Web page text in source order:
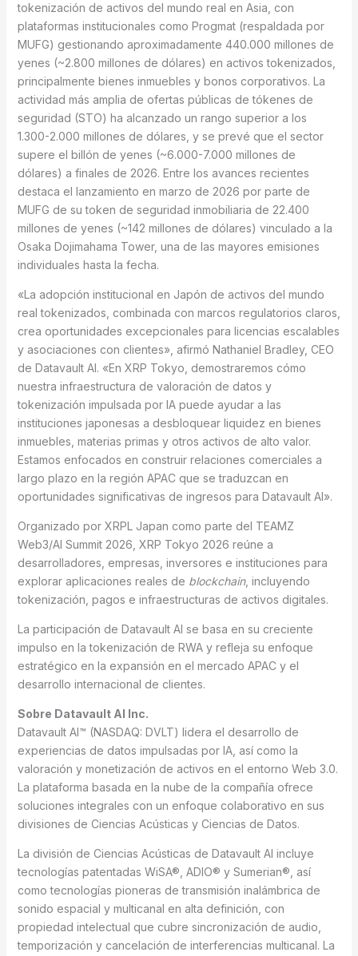
tokenización de activos del mundo real en Asia, con
plataformas institucionales como Progmat (respaldada por
MUFG) gestionando aproximadamente 440.000 millones de
yenes (~2.800 millones de dólares) en activos tokenizados,
principalmente bienes inmuebles y bonos corporativos. La
actividad más amplia de ofertas públicas de tókenes de
seguridad (STO) ha alcanzado un rango superior a los
1.300-2.000 millones de dólares, y se prevé que el sector
supere el billón de yenes (~6.000-7.000 millones de
dólares) a finales de 2026. Entre los avances recientes
destaca el lanzamiento en marzo de 2026 por parte de
MUFG de su token de seguridad inmobiliaria de 22.400
millones de yenes (~142 millones de dólares) vinculado a la
Osaka Dojimahama Tower, una de las mayores emisiones
individuales hasta la fecha.
«La adopción institucional en Japón de activos del mundo
real tokenizados, combinada con marcos regulatorios claros,
crea oportunidades excepcionales para licencias escalables
y asociaciones con clientes», afirmó Nathaniel Bradley, CEO
de Datavault AI. «En XRP Tokyo, demostraremos cómo
nuestra infraestructura de valoración de datos y
tokenización impulsada por IA puede ayudar a las
instituciones japonesas a desbloquear liquidez en bienes
inmuebles, materias primas y otros activos de alto valor.
Estamos enfocados en construir relaciones comerciales a
largo plazo en la región APAC que se traduzcan en
oportunidades significativas de ingresos para Datavault AI».
Organizado por XRPL Japan como parte del TEAMZ
Web3/AI Summit 2026, XRP Tokyo 2026 reúne a
desarrolladores, empresas, inversores e instituciones para
explorar aplicaciones reales de blockchain, incluyendo
tokenización, pagos e infraestructuras de activos digitales.
La participación de Datavault AI se basa en su creciente
impulso en la tokenización de RWA y refleja su enfoque
estratégico en la expansión en el mercado APAC y el
desarrollo internacional de clientes.
Sobre Datavault AI Inc.
Datavault AI™ (NASDAQ: DVLT) lidera el desarrollo de
experiencias de datos impulsadas por IA, así como la
valoración y monetización de activos en el entorno Web 3.0.
La plataforma basada en la nube de la compañía ofrece
soluciones integrales con un enfoque colaborativo en sus
divisiones de Ciencias Acústicas y Ciencias de Datos.
La división de Ciencias Acústicas de Datavault AI incluye
tecnologías patentadas WiSA®, ADIO® y Sumerian®, así
como tecnologías pioneras de transmisión inalámbrica de
sonido espacial y multicanal en alta definición, con
propiedad intelectual que cubre sincronización de audio,
temporización y cancelación de interferencias multicanal. La